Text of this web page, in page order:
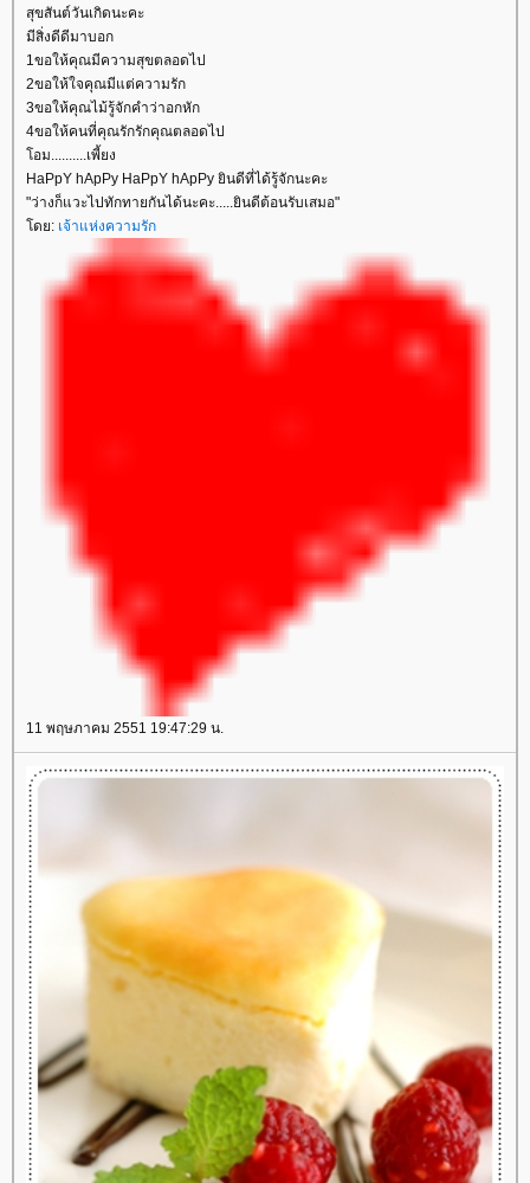
สุขสันต์วันเกิดนะคะ
มีสิ่งดีดีมาบอก
1ขอให้คุณมีความสุขตลอดไป
2ขอให้ใจคุณมีแต่ความรัก
3ขอให้คุณไม้รู้จักคำว่าอกหัก
4ขอให้คนที่คุณรักรักคุณตลอดไป
โอม..........เพี้ยง
HaPpY hApPy HaPpY hApPy ยินดีที่ได้รู้จักนะคะ
"ว่างก็แวะไปทักทายกันได้นะคะ.....ยินดีต้อนรับเสมอ"
โดย: เจ้าแห่งความรัก
11 พฤษภาคม 2551 19:47:29 น.